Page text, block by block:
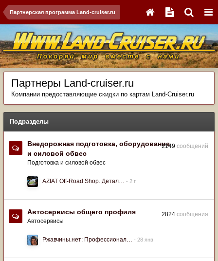
Партнерская программа Land-cruiser.ru
Партнеры Land-cruiser.ru
Компании предоставляющие скидки по картам Land-Cruiser.ru
Подразделы
Внедорожная подготовка, оборудование
и силовой обвес
Подготовка и силовой обвес
2149 сообщений
AZIAT Off-Road Shop. Детал…
Автосервисы общего профиля
Автосервисы
2824 сообщения
Ржавчины.нет: Профессионал…